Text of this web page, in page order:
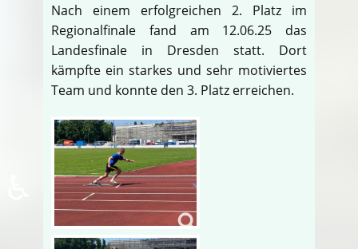
Nach einem erfolgreichen 2. Platz im
Regionalfinale fand am 12.06.25 das
Landesfinale in Dresden statt. Dort
kämpfte ein starkes und sehr motiviertes
Team und konnte den 3. Platz erreichen.